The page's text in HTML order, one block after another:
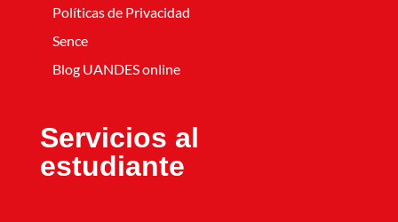
Políticas de Privacidad
Sence
Blog UANDES online
Servicios al
estudiante